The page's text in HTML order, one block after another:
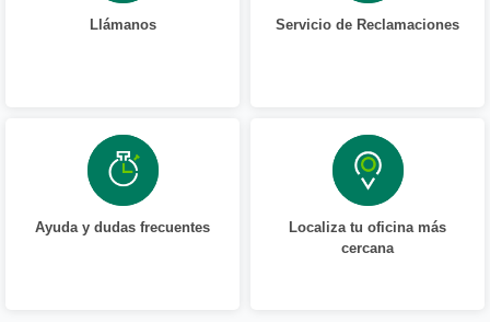
Llámanos Servicio de Reclamaciones
Ayuda y dudas frecuentes
Localiza tu oficina más
cercana